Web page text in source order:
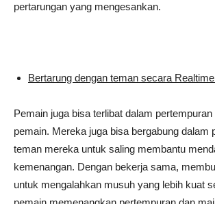
pertarungan yang mengesankan.
Bertarung dengan teman secara
Pemain juga bisa terlibat dalam
pemain. Mereka juga bisa bergabung dalam
teman mereka untuk saling membantu
kemenangan. Dengan bekerja sama,
untuk mengalahkan musuh yang lebih kuat